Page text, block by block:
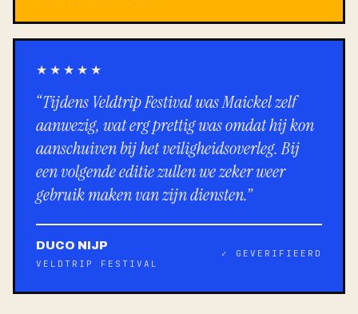
★★★★★
“Tijdens Veldtrip Festival was Maickel zelf
aanwezig, wat erg prettig was omdat hij kon
aanschuiven bij het veiligheidsoverleg. Bij
een volgende editie zullen we zeker weer
gebruik maken van zijn diensten.”
DUCO NIJP
VELDTRIP FESTIVAL
✓ GEVERIFIEERD